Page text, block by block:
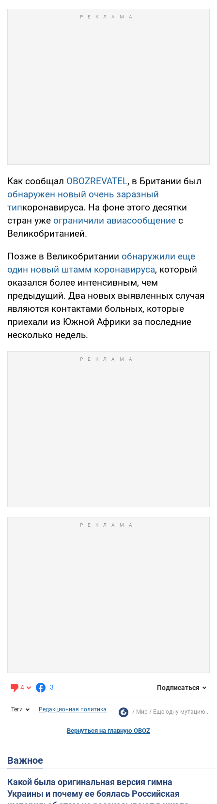
Как сообщал OBOZREVATEL, в Британии был
обнаружен новый очень заразный
типкоронавируса. На фоне этого десятки
стран уже ограничили авиасообщение с
Великобританией.
Позже в Великобритании обнаружили еще
один новый штамм коронавируса, который
оказался более интенсивным, чем
предыдущий. Два новых выявленных случая
являются контактами больных, которые
приехали из Южной Африки за последние
несколько недель.
4 3 Подписаться
Теги Редакционная политика Мир Еще одну мутацию...
Вернуться на главную OBOZ
Важное
Какой была оригинальная версия гимна
Украины и почему ее боялась Российская